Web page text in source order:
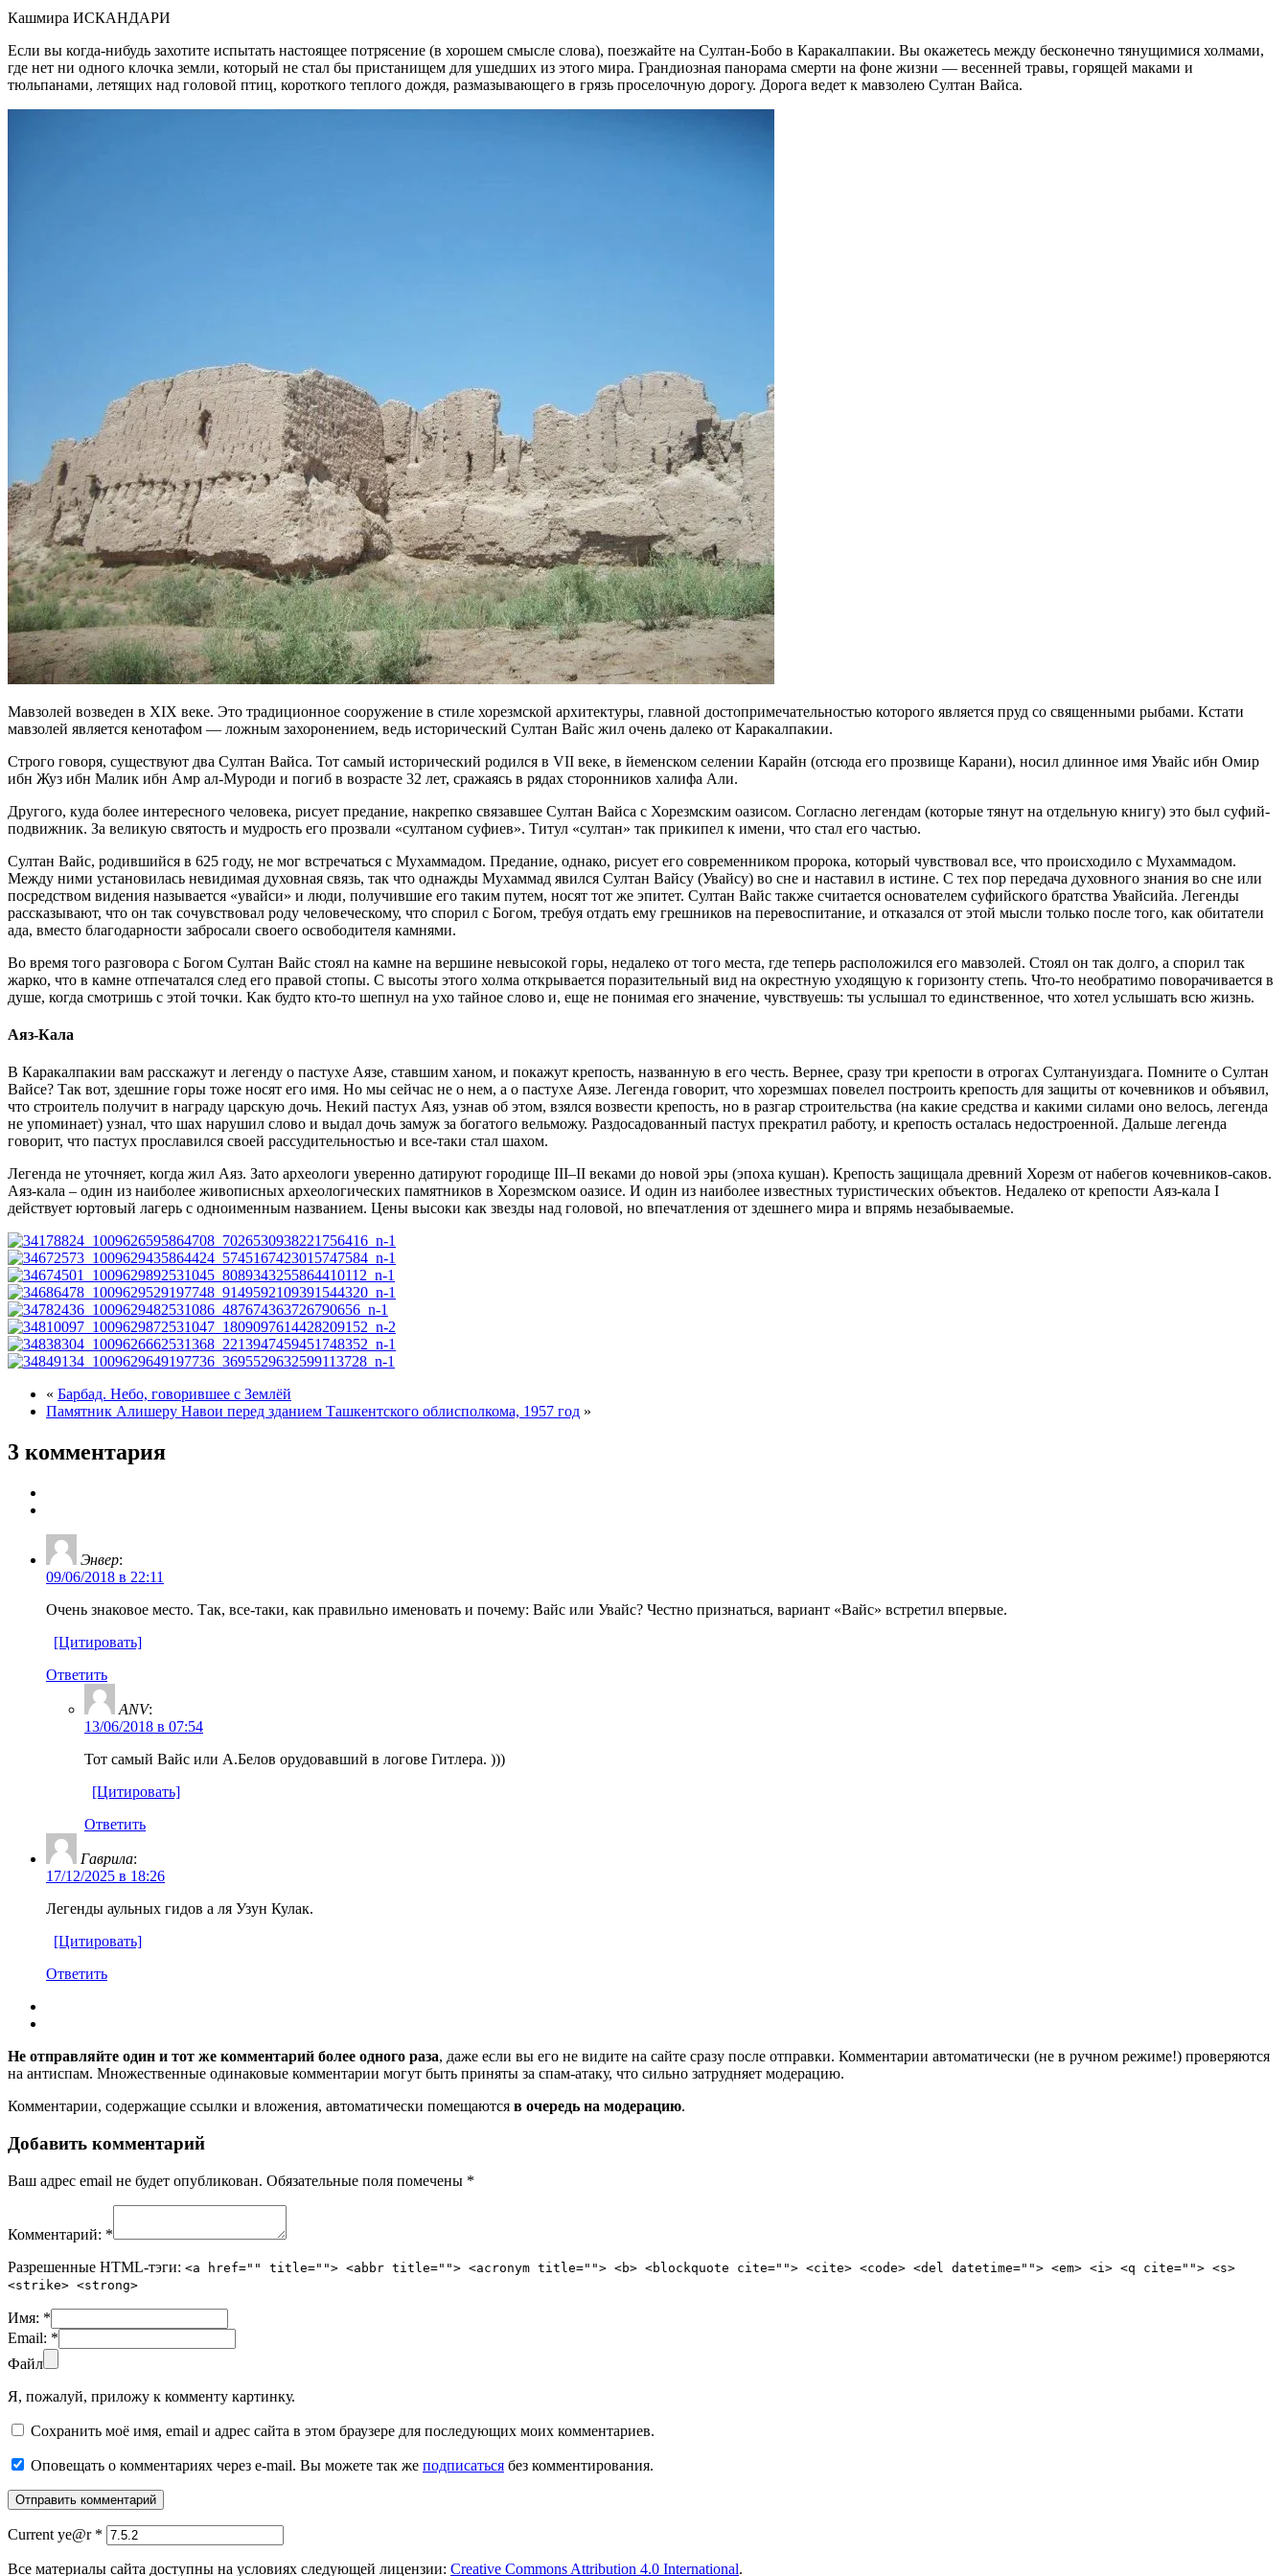
Кашмира ИСКАНДАРИ
Если вы когда-нибудь захотите испытать настоящее потрясение (в хорошем смысле слова), поезжайте на Султан-Бобо в Каракалпакии. Вы окажетесь между бесконечно тянущимися холмами,
где нет ни одного клочка земли, который не стал бы пристанищем для ушедших из этого мира. Грандиозная панорама смерти на фоне жизни — весенней травы, горящей маками и
тюльпанами, летящих над головой птиц, короткого теплого дождя, размазывающего в грязь проселочную дорогу. Дорога ведет к мавзолею Султан Вайса.
Мавзолей возведен в XIX веке. Это традиционное сооружение в стиле хорезмской архитектуры, главной достопримечательностью которого является пруд со священными рыбами. Кстати
мавзолей является кенотафом — ложным захоронением, ведь исторический Султан Вайс жил очень далеко от Каракалпакии.
Строго говоря, существуют два Султан Вайса. Тот самый исторический родился в VII веке, в йеменском селении Карайн (отсюда его прозвище Карани), носил длинное имя Увайс ибн Омир
ибн Жуз ибн Малик ибн Амр ал-Муроди и погиб в возрасте 32 лет, сражаясь в рядах сторонников халифа Али.
Другого, куда более интересного человека, рисует предание, накрепко связавшее Султан Вайса с Хорезмским оазисом. Согласно легендам (которые тянут на отдельную книгу) это был суфий-
подвижник. За великую святость и мудрость его прозвали «султаном суфиев». Титул «султан» так прикипел к имени, что стал его частью.
Султан Вайс, родившийся в 625 году, не мог встречаться с Мухаммадом. Предание, однако, рисует его современником пророка, который чувствовал все, что происходило с Мухаммадом.
Между ними установилась невидимая духовная связь, так что однажды Мухаммад явился Султан Вайсу (Увайсу) во сне и наставил в истине. С тех пор передача духовного знания во сне или
посредством видения называется «увайси» и люди, получившие его таким путем, носят тот же эпитет. Султан Вайс также считается основателем суфийского братства Увайсийа. Легенды
рассказывают, что он так сочувствовал роду человеческому, что спорил с Богом, требуя отдать ему грешников на перевоспитание, и отказался от этой мысли только после того, как обитатели
ада, вместо благодарности забросали своего освободителя камнями.
Во время того разговора с Богом Султан Вайс стоял на камне на вершине невысокой горы, недалеко от того места, где теперь расположился его мавзолей. Стоял он так долго, а спорил так
жарко, что в камне отпечатался след его правой стопы. С высоты этого холма открывается поразительный вид на окрестную уходящую к горизонту степь. Что-то необратимо поворачивается в
душе, когда смотришь с этой точки. Как будто кто-то шепнул на ухо тайное слово и, еще не понимая его значение, чувствуешь: ты услышал то единственное, что хотел услышать всю жизнь.
Аяз-Кала
В Каракалпакии вам расскажут и легенду о пастухе Аязе, ставшим ханом, и покажут крепость, названную в его честь. Вернее, сразу три крепости в отрогах Султануиздага. Помните о Султан
Вайсе? Так вот, здешние горы тоже носят его имя. Но мы сейчас не о нем, а о пастухе Аязе. Легенда говорит, что хорезмшах повелел построить крепость для защиты от кочевников и объявил,
что строитель получит в награду царскую дочь. Некий пастух Аяз, узнав об этом, взялся возвести крепость, но в разгар строительства (на какие средства и какими силами оно велось, легенда
не упоминает) узнал, что шах нарушил слово и выдал дочь замуж за богатого вельможу. Раздосадованный пастух прекратил работу, и крепость осталась недостроенной. Дальше легенда
говорит, что пастух прославился своей рассудительностью и все-таки стал шахом.
Легенда не уточняет, когда жил Аяз. Зато археологи уверенно датируют городище III–II веками до новой эры (эпоха кушан). Крепость защищала древний Хорезм от набегов кочевников-саков.
Аяз-кала – один из наиболее живописных археологических памятников в Хорезмском оазисе. И один из наиболее известных туристических объектов. Недалеко от крепости Аяз-кала I
действует юртовый лагерь с одноименным названием. Цены высоки как звезды над головой, но впечатления от здешнего мира и впрямь незабываемые.
« Барбад. Небо, говорившее с Землёй
Памятник Алишеру Навои перед зданием Ташкентского облисполкома, 1957 год »
3 комментария
Энвер:
09/06/2018 в 22:11
Очень знаковое место. Так, все-таки, как правильно именовать и почему: Вайс или Увайс? Честно признаться, вариант «Вайс» встретил впервые.
[Цитировать]
Ответить
ANV:
13/06/2018 в 07:54
Тот самый Вайс или А.Белов орудовавший в логове Гитлера. )))
[Цитировать]
Ответить
Гаврила:
17/12/2025 в 18:26
Легенды аульных гидов а ля Узун Кулак.
[Цитировать]
Ответить
Не отправляйте один и тот же комментарий более одного раза, даже если вы его не видите на сайте сразу после отправки. Комментарии автоматически (не в ручном режиме!) проверяются
на антиспам. Множественные одинаковые комментарии могут быть приняты за спам-атаку, что сильно затрудняет модерацию.
Комментарии, содержащие ссылки и вложения, автоматически помещаются в очередь на модерацию.
Добавить комментарий
Ваш адрес email не будет опубликован. Обязательные поля помечены *
Комментарий: *
Разрешенные HTML-тэги: <a href="" title=""> <abbr title=""> <acronym title=""> <b> <blockquote cite=""> <cite> <code> <del datetime=""> <em> <i> <q cite=""> <s>
<strike> <strong>
Имя: *
Email: *
Файл
Я, пожалуй, приложу к комменту картинку.
Сохранить моё имя, email и адрес сайта в этом браузере для последующих моих комментариев.
Оповещать о комментариях через e-mail. Вы можете так же подписаться без комментирования.
Current ye@r *
Все материалы сайта доступны на условиях следующей лицензии: Creative Commons Attribution 4.0 International.